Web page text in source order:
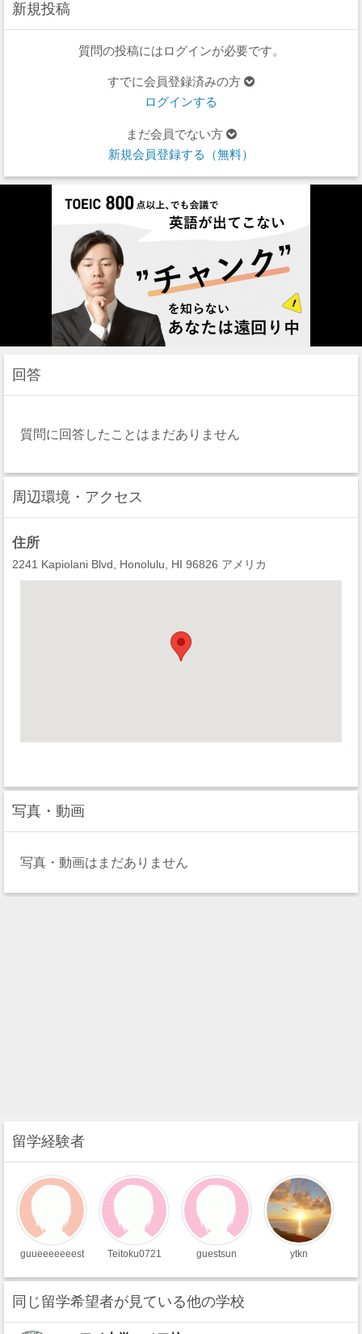
新規投稿
質問の投稿にはログインが必要です。
すでに会員登録済みの方
ログインする
まだ会員でない方
新規会員登録する（無料）
回答
質問に回答したことはまだありません
周辺環境・アクセス
住所
2241 Kapiolani Blvd, Honolulu, HI 96826 アメリカ
写真・動画
写真・動画はまだありません
留学経験者
guueeeeeeest Teitoku0721 guestsun ytkn
同じ留学希望者が見ている他の学校